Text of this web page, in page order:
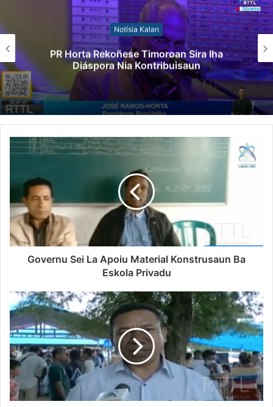
Notísia Kalan
PR Horta Rekoñese Timoroan Sira Iha
Diáspora Nia Kontribuisaun
Governu Sei La Apoiu Material Konstrusaun Ba
Eskola Privadu